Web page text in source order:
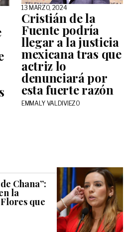
13 MARZO, 2024
Cristián de la
Fuente podría
llegar a la justicia
mexicana tras que
actriz lo
denunciará por
esta fuerte razón
EMMALY VALDIVIEZO
Chana”:
la
que